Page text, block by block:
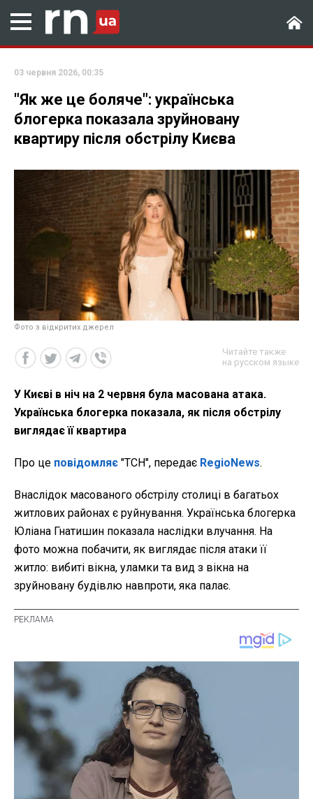
03 червня 2026, 00:35
"Як же це боляче": українська
блогерка показала зруйновану
квартиру після обстрілу Києва
Фото з відкритих джерел
Читайте также
на русском языке
У Києві в ніч на 2 червня була масована атака.
Українська блогерка показала, як після обстрілу
виглядає її квартира
Про це повідомляє "ТСН", передає RegioNews.
Внаслідок масованого обстрілу столиці в багатьох
житлових районах є руйнування. Українська блогерка
Юліана Гнатишин показала наслідки влучання. На
фото можна побачити, як виглядає після атаки її
житло: вибиті вікна, уламки та вид з вікна на
зруйновану будівлю навпроти, яка палає.